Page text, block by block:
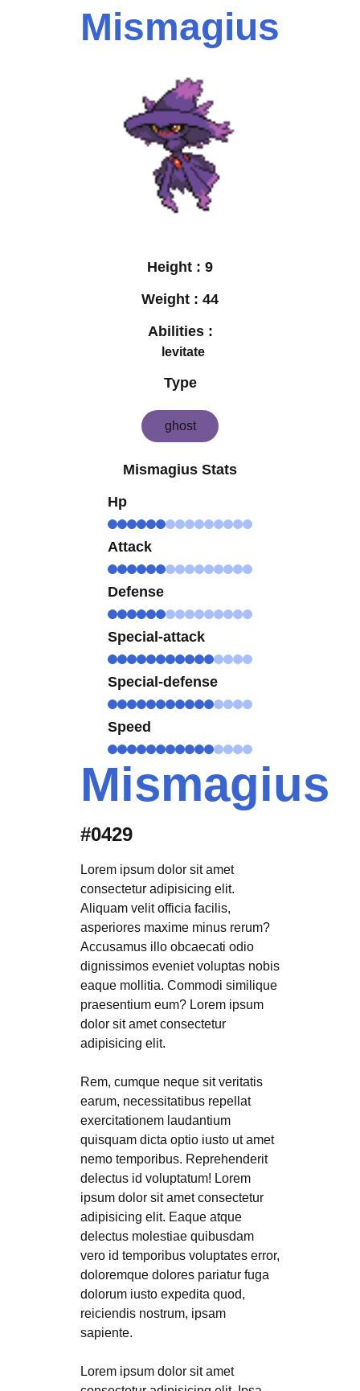
Mismagius
Height : 9
Weight : 44
Abilities :
levitate
Type
ghost
Mismagius Stats
Hp
Attack
Defense
Special-attack
Special-defense
Speed
Mismagius
#0429
Lorem ipsum dolor sit amet
consectetur adipisicing elit.
Aliquam velit officia facilis,
asperiores maxime minus rerum?
Accusamus illo obcaecati odio
dignissimos eveniet voluptas nobis
eaque mollitia. Commodi similique
praesentium eum? Lorem ipsum
dolor sit amet consectetur
adipisicing elit.
Rem, cumque neque sit veritatis
earum, necessitatibus repellat
exercitationem laudantium
quisquam dicta optio iusto ut amet
nemo temporibus. Reprehenderit
delectus id voluptatum! Lorem
ipsum dolor sit amet consectetur
adipisicing elit. Eaque atque
delectus molestiae quibusdam
vero id temporibus voluptates error,
doloremque dolores pariatur fuga
dolorum iusto expedita quod,
reiciendis nostrum, ipsam
sapiente.
Lorem ipsum dolor sit amet